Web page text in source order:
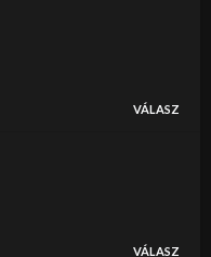
VÁLASZ
VÁLASZ